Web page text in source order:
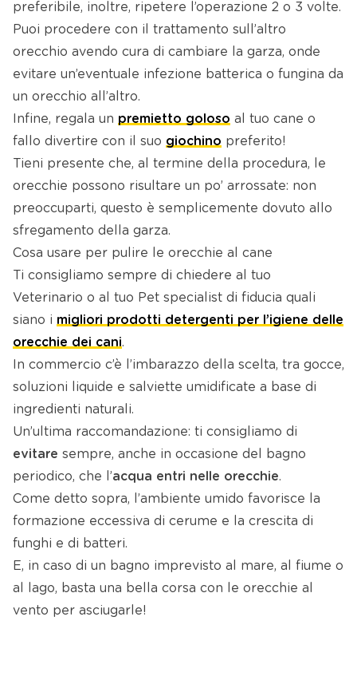
preferibile, inoltre, ripetere l’operazione 2 o 3 volte.
Puoi procedere con il trattamento sull’altro
orecchio avendo cura di cambiare la garza, onde
evitare un’eventuale infezione batterica o fungina da
un orecchio all’altro.
Infine, regala un premietto goloso al tuo cane o
fallo divertire con il suo giochino preferito!
Tieni presente che, al termine della procedura, le
orecchie possono risultare un po’ arrossate: non
preoccuparti, questo è semplicemente dovuto allo
sfregamento della garza.
Cosa usare per pulire le orecchie al cane
Ti consigliamo sempre di chiedere al tuo
Veterinario o al tuo Pet specialist di fiducia quali
siano i migliori prodotti detergenti per l’igiene delle
orecchie dei cani.
In commercio c’è l’imbarazzo della scelta, tra gocce,
soluzioni liquide e salviette umidificate a base di
ingredienti naturali.
Un’ultima raccomandazione: ti consigliamo di
evitare sempre, anche in occasione del bagno
periodico, che l’acqua entri nelle orecchie.
Come detto sopra, l’ambiente umido favorisce la
formazione eccessiva di cerume e la crescita di
funghi e di batteri.
E, in caso di un bagno imprevisto al mare, al fiume o
al lago, basta una bella corsa con le orecchie al
vento per asciugarle!